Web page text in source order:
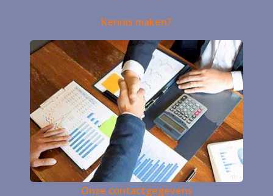
Kennis maken?
Onze contactgegevens